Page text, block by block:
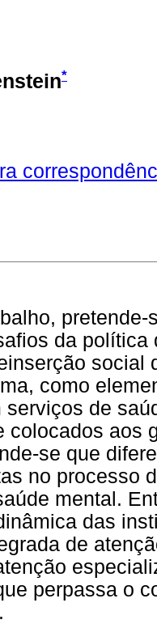
*
da
social
como
serviços de
colocados aos
se que
no processo
mental.
das
de
perpassa o